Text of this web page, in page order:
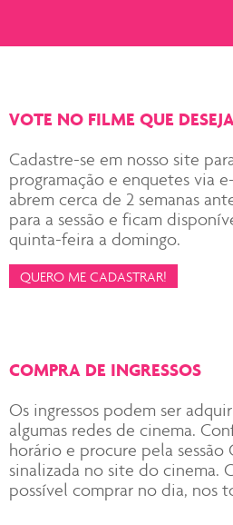
VOTE NO FILME QUE
Cadastre-se em nosso site
programação e enquetes via
abrem cerca de 2 semanas
para a sessão e ficam
quinta-feira a domingo.
QUERO ME CADASTRAR!
COMPRA DE INGRESSOS
Os ingressos podem ser
algumas redes de cinema.
horário e procure pela sessão
sinalizada no site do cinema.
possível comprar no dia, nos